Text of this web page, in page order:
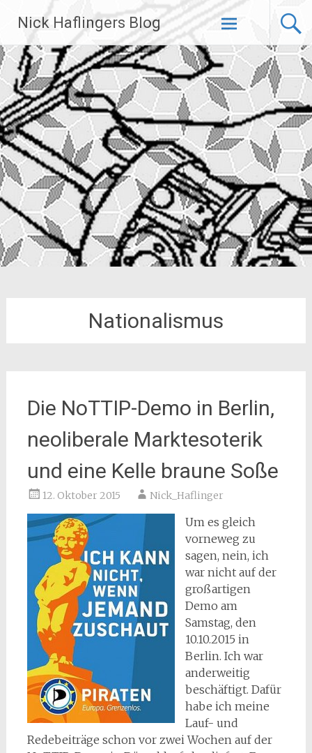
Inhalt
springen
Nick Haflingers Blog
Nationalismus
Die NoTTIP-Demo in Berlin,
neoliberale Marktesoterik
und eine Kelle braune Soße
12. Oktober 2015 Nick_Haflinger
Um es gleich
vorneweg zu
sagen, nein, ich
war nicht auf der
großartigen
Demo am
Samstag, den
10.10.2015 in
Berlin. Ich war
anderweitig
beschäftigt. Dafür
habe ich meine
Lauf- und
Redebeiträge schon vor zwei Wochen auf der